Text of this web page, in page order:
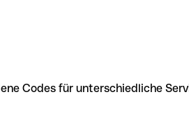
Codes für unterschiedliche